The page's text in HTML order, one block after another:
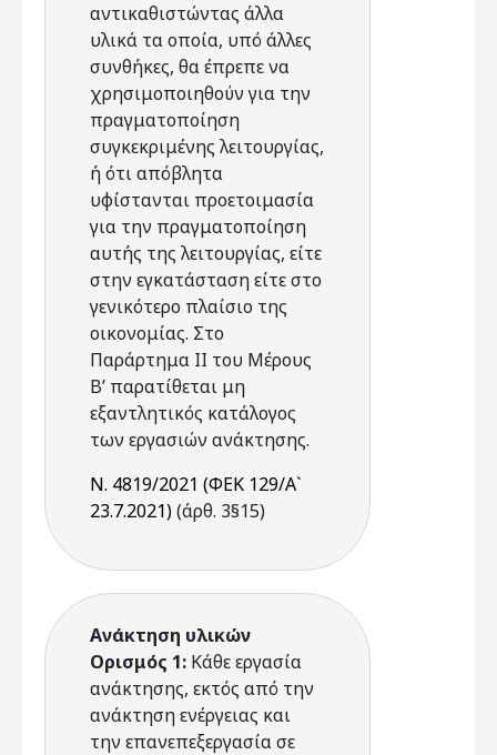
αντικαθιστώντας άλλα
υλικά τα οποία, υπό άλλες
συνθήκες, θα έπρεπε να
χρησιμοποιηθούν για την
πραγματοποίηση
συγκεκριμένης λειτουργίας,
ή ότι απόβλητα
υφίστανται προετοιμασία
για την πραγματοποίηση
αυτής της λειτουργίας, είτε
στην εγκατάσταση είτε στο
γενικότερο πλαίσιο της
οικονομίας. Στο
Παράρτημα II του Μέρους
Β’ παρατίθεται μη
εξαντλητικός κατάλογος
των εργασιών ανάκτησης.
Ν. 4819/2021 (ΦΕΚ 129/Α`
23.7.2021)(άρθ. 3§15)
Ανάκτηση υλικών
Ορισμός 1: Κάθε εργασία
ανάκτησης, εκτός από την
ανάκτηση ενέργειας και
την επανεπεξεργασία σε